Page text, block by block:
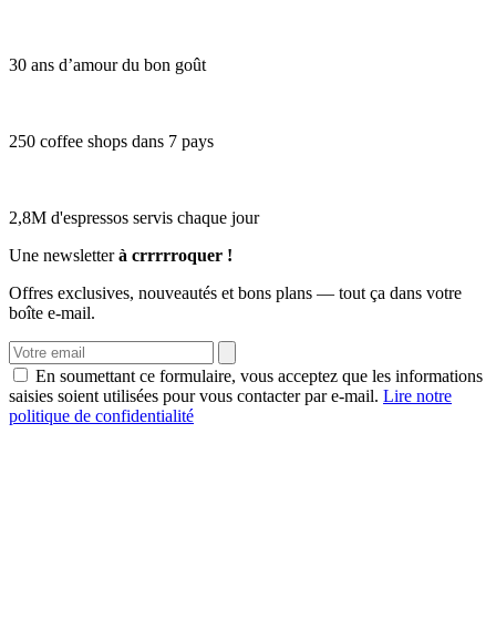
30 ans d’amour du bon goût
250 coffee shops dans 7 pays
2,8M d'espressos servis chaque jour
Une newsletterà crrrrroquer !
Offres exclusives, nouveautés et bons plans — tout ça dans votre
boîte e-mail.
En soumettant ce formulaire, vous acceptez que les informations
saisies soient utilisées pour vous contacter par e-mail. Lire notre
politique de confidentialité